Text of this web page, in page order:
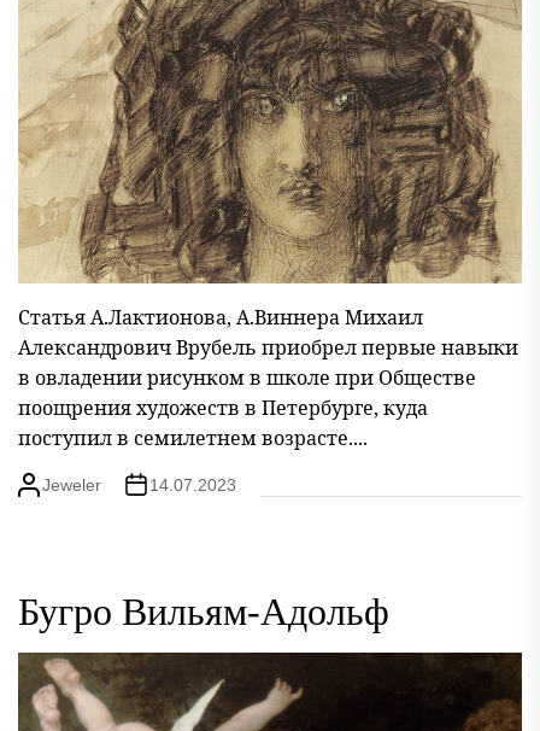
Статья А.Лактионова, А.Виннера Михаил
Александрович Врубель приобрел первые навыки
в овладении рисунком в школе при Обществе
поощрения худо­жеств в Петербурге, куда
поступил в семилетнем возрасте....
Jeweler 14.07.2023
Бугро Вильям-Адольф